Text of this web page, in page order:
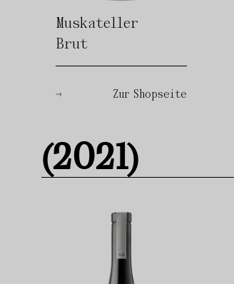
Muskateller
Brut
Zur Shopseite
(2021)